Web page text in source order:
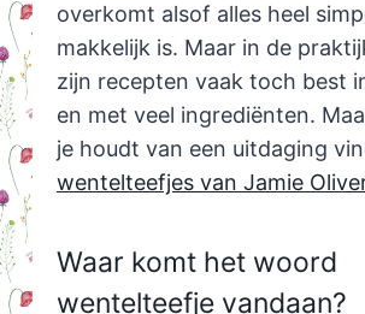
overkomt alsof alles heel
makkelijk is. Maar in de
zijn recepten vaak toch best
en met veel ingrediënten.
je houdt van een uitdaging
wentelteefjes van Jamie
Waar komt het woord
wentelteefje vandaan?